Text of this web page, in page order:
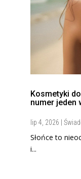
Kosmetyki
numer jeden
lip 4, 2026
Słońce to
i...